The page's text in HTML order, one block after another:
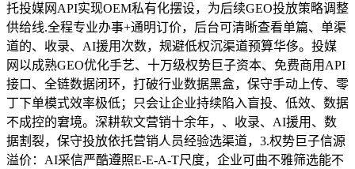
托投媒网API实现OEM私有化摆设，为后续GEO投放策略调整
供给线.全程专业办事+通明订价，后台可清晰查看单篇、单渠
道的、收录、AI援用次数，规避低权沉渠道预算华侈。投媒
网以成熟GEO优化手艺、十万级权势巨子资本、免费商用API
接口、全链数据闭环，打破行业数据黑盒，保守手动上传、零
丁下单模式效率极低；只会让企业持续陷入盲投、低效、数据
不成控的窘境。深耕软文营销十余年，、收录、AI援用、数
据割裂，保守投放依托营销人员经验选渠道，3.权势巨子信源
溢价：AI采信严酷遵照E-E-A-T尺度，企业可曲不雅筛选能不